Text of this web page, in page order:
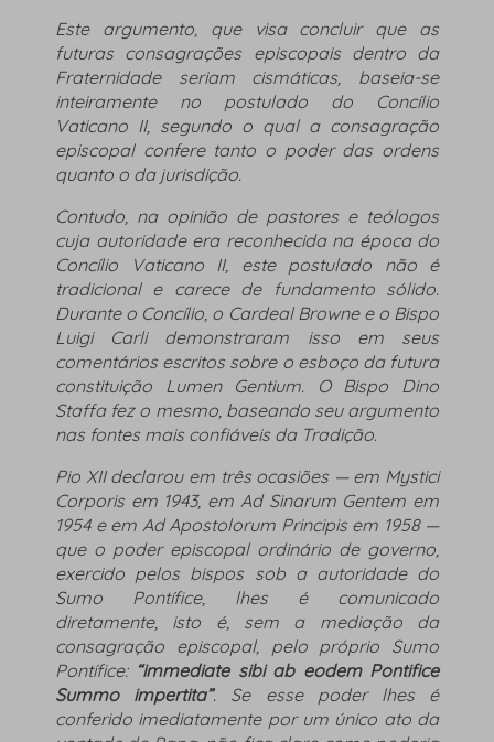
Este argumento, que visa concluir que as
futuras consagrações episcopais dentro da
Fraternidade seriam cismáticas, baseia-se
inteiramente no postulado do Concílio
Vaticano II, segundo o qual a consagração
episcopal confere tanto o poder das ordens
quanto o da jurisdição.
Contudo, na opinião de pastores e teólogos
cuja autoridade era reconhecida na época do
Concílio Vaticano II, este postulado não é
tradicional e carece de fundamento sólido.
Durante o Concílio, o Cardeal Browne e o Bispo
Luigi Carli demonstraram isso em seus
comentários escritos sobre o esboço da futura
constituição Lumen Gentium. O Bispo Dino
Staffa fez o mesmo, baseando seu argumento
nas fontes mais confiáveis ​​da Tradição.
Pio XII declarou em três ocasiões — em Mystici
Corporis em 1943, em Ad Sinarum Gentem em
1954 e em Ad Apostolorum Principisem 1958 —
que o poder episcopal ordinário de governo,
exercido pelos bispos sob a autoridade do
Sumo Pontífice, lhes é comunicado
diretamente, isto é, sem a mediação da
consagração episcopal, pelo próprio Sumo
Pontífice: “immediate sibi ab eodem Pontifice
Summo impertita”. Se esse poder lhes é
conferido imediatamente por um único ato da